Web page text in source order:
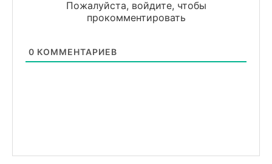
Пожалуйста, войдите, чтобы
прокомментировать
0 КОММЕНТАРИЕВ